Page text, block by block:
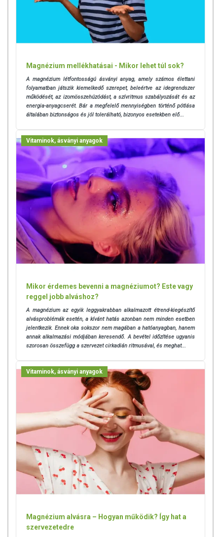
Magnézium mellékhatásai - Mikor lehet túl sok?
A magnézium létfontosságú ásványi anyag, amely számos élettani
folyamatban játszik kiemelkedő szerepet, beleértve az idegrendszer
működését, az izomösszehúzódást, a szívritmus szabályozását és az
energia-anyagcserét. Bár a megfelelő mennyiségben történő pótlása
általában biztonságos és jól tolerálható, bizonyos esetekben elő...
Vitaminok, ásványi anyagok
Mikor érdemes bevenni a magnéziumot? Este vagy
reggel jobb alváshoz?
A magnézium az egyik leggyakrabban alkalmazott étrend-kiegészítő
alvásproblémák esetén, a kívánt hatás azonban nem minden esetben
jelentkezik. Ennek oka sokszor nem magában a hatóanyagban, hanem
annak alkalmazási módjában keresendő. A bevétel időzítése ugyanis
szorosan összefügg a szervezet cirkadián ritmusával, és meghat...
Vitaminok, ásványi anyagok
Magnézium alvásra – Hogyan működik? Így hat a
szervezetedre